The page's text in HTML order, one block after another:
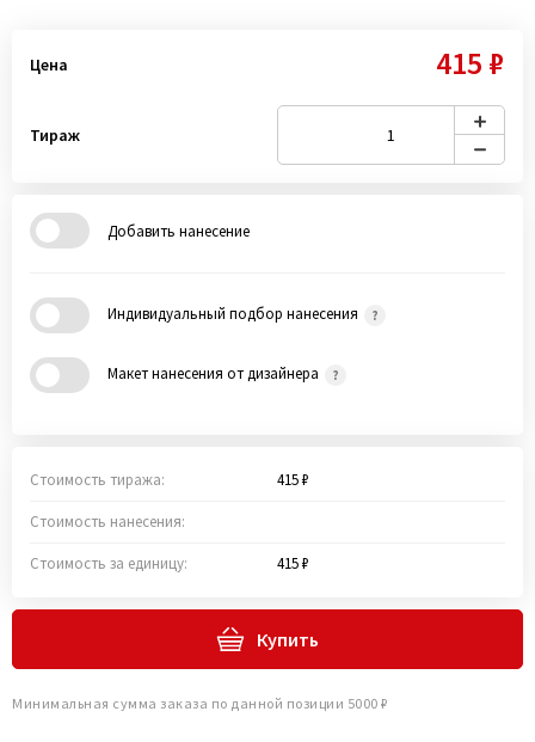
Цена 415 ₽
Тираж
Добавить нанесение
Индивидуальный подбор нанесения
Макет нанесения от дизайнера
Стоимость тиража: 415 ₽
Стоимость нанесения:
Стоимость за единицу: 415 ₽
Купить
Минимальная сумма заказа по данной позиции 5000 ₽